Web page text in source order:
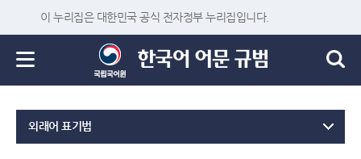
이 누리집은 대한민국 공식 전자정부 누리집입니다.
외래어 표기법